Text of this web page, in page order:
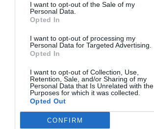
I want to opt-out of the Sale of my
Personal Data.
Opted In
I want to opt-out of processing my
Personal Data for Targeted Advertising.
Opted In
I want to opt-out of Collection, Use,
Retention, Sale, and/or Sharing of my
Personal Data that Is Unrelated with the
Purposes for which it was collected.
Opted Out
CONFIRM
Xavier Sala-i-
Martín y el poder de
las corbatas
¿Subirá el cohete
de la verbena tanto
como los tipos de
interés?